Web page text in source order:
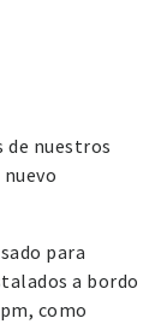
de nuestros
para
a bordo
como